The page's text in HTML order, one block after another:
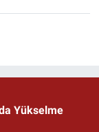
Yükselme